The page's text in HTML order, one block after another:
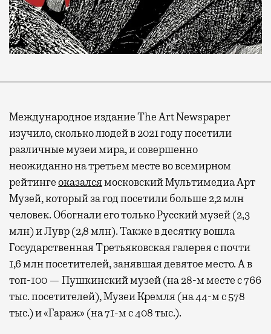
Международное издание The Art Newspaper
изучило, сколько людей в 2021 году посетили
различные музеи мира, и совершенно
неожиданно на третьем месте во всемирном
рейтингеоказалсямосковский Мультимедиа Арт
Музей, который за год посетили больше 2,2 млн
человек. Обогнали его только Русский музей (2,3
млн) и Лувр (2,8 млн). Также в десятку вошла
Государственная Третьяковская галерея с почти
1,6 млн посетителей, занявшая девятое место. А в
топ-100 — Пушкинский музей (на 28-м месте с 766
тыс. посетителей), Музеи Кремля (на 44-м с 578
тыс.) и «Гараж» (на 71-м с 408 тыс.).